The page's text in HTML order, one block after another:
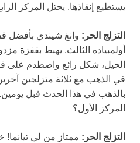
يستطيع إنقاذها. يحتل المركز الرابع
التزلج الحر: وانغ شيندي بأفضل
أولمبياده الثالث. يهبط بقفزة
في الذهب مع ثلاثة متزلجين
بالذهب في هذا الحدث قبل
المركز الأول؟
التزلج الحر: ممتاز من لي